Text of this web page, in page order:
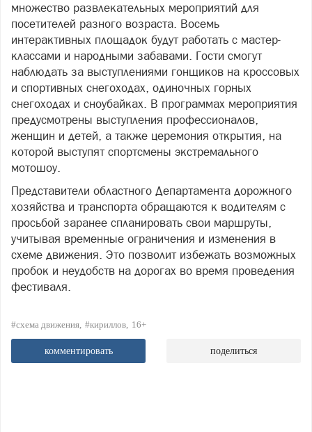
множество развлекательных мероприятий для
посетителей разного возраста. Восемь
интерактивных площадок будут работать с мастер-
классами и народными забавами. Гости смогут
наблюдать за выступлениями гонщиков на кроссовых
и спортивных снегоходах, одиночных горных
снегоходах и сноубайках. В программах мероприятия
предусмотрены выступления профессионалов,
женщин и детей, а также церемония открытия, на
которой выступят спортсмены экстремального
мотошоу.
Представители областного Департамента дорожного
хозяйства и транспорта обращаются к водителям с
просьбой заранее спланировать свои маршруты,
учитывая временные ограничения и изменения в
схеме движения. Это позволит избежать возможных
пробок и неудобств на дорогах во время проведения
фестиваля.
#схема движения #кириллов 16+
комментировать поделиться